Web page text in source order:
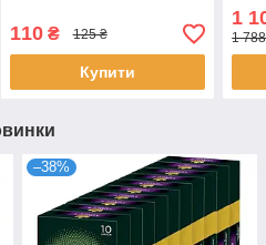
110₴ 125 ₴
Купити
1
1
–38%